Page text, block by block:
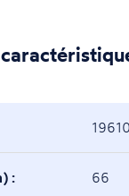
19610
: 66